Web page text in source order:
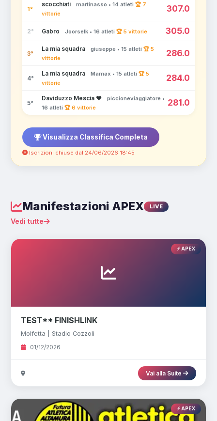
1°
scocchiati martinasso • 14 atleti🏆 7
vittorie
307.0
2° Gabro Joorselk • 16 atleti🏆 5 vittorie 305.0
3°
La mia squadra giuseppe • 15 atleti🏆 5
vittorie
286.0
4°
La mia squadra Mamax • 15 atleti🏆 5
vittorie
284.0
5°
Daviduzzo Mescia ❤️
piccioneviaggiatore •
16 atleti🏆 6 vittorie 281.0
Visualizza Classifica Completa
Iscrizioni chiuse dal 24/06/2026 18:45
Manifestazioni APEX LIVE
Vedi tutte
⚡ APEX
TEST** FINISHLINK
Molfetta | Stadio Cozzoli
01/12/2026
Vai alla Suite
⚡ APEX